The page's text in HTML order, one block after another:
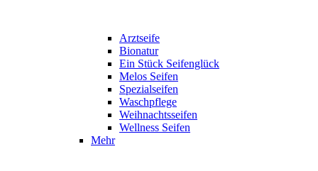
Arztseife
Bionatur
Ein Stück Seifenglück
Melos Seifen
Spezialseifen
Waschpflege
Weihnachtsseifen
Wellness Seifen
Mehr